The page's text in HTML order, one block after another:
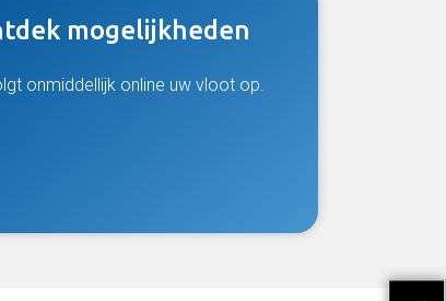
mogelijkheden
onmiddellijk online uw vloot op.